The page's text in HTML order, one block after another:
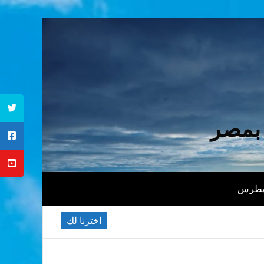
بمصر
بطرس
اخترنا لك